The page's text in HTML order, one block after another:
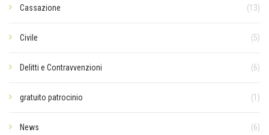
Cassazione (13)
Civile (5)
Delitti e Contravvenzioni (6)
gratuito patrocinio (1)
News (6)